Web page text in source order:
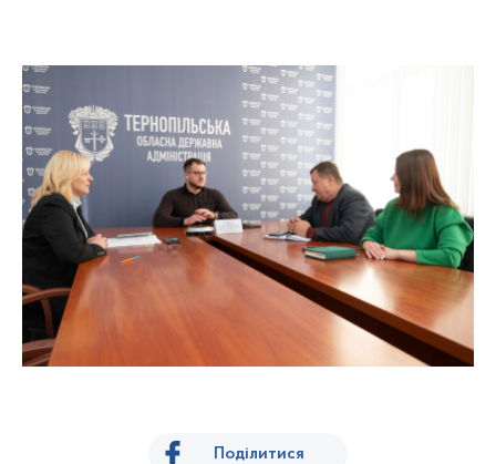
Поділитися